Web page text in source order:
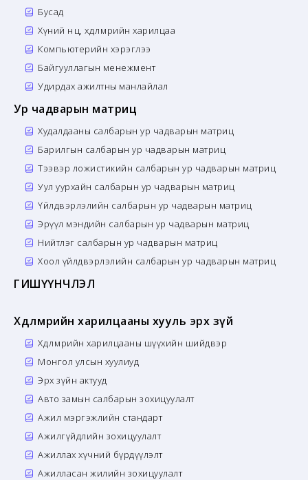
Бусад
Хүний нөөц, хөдөлмөрийн харилцаа
Компьютерийн хэрэглээ
Байгууллагын менежмент
Удирдах ажилтны манлайлал
Ур чадварын матриц
Худалдааны салбарын ур чадварын матриц
Барилгын салбарын ур чадварын матриц
Тээвэр ложистикийн салбарын ур чадварын матриц
Уул уурхайн салбарын ур чадварын матриц
Үйлдвэрлэлийн салбарын ур чадварын матриц
Эрүүл мэндийн салбарын ур чадварын матриц
Нийтлэг салбарын ур чадварын матриц
Хоол үйлдвэрлэлийн салбарын ур чадварын матриц
ГИШҮҮНЧЛЭЛ
Хөдөлмөрийн харилцааны хууль эрх зүй
Хөдөлмөрийн харилцааны шүүхийн шийдвэр
Монгол улсын хуулиуд
Эрх зүйн актууд
Авто замын салбарын зохицуулалт
Ажил мэргэжлийн стандарт
Ажилгүйдлийн зохицуулалт
Ажиллах хүчний бүрдүүлэлт
Ажилласан жилийн зохицуулалт